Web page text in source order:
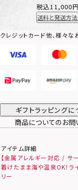
税込11,000
送料と発送方
クレジットカード他、様々
ギフトラッピングに
商品についてのお問
アイテム詳細
【金属アレルギー対応 / サ
着けたまま海や温泉OK！
リー